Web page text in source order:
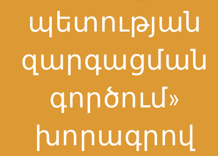
պետության
զարգացման
գործում»
խորագրով